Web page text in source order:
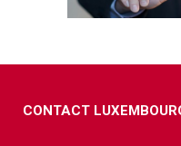
CONTACT